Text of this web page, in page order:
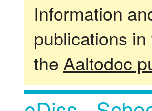
Information
publications
the Aaltodoc